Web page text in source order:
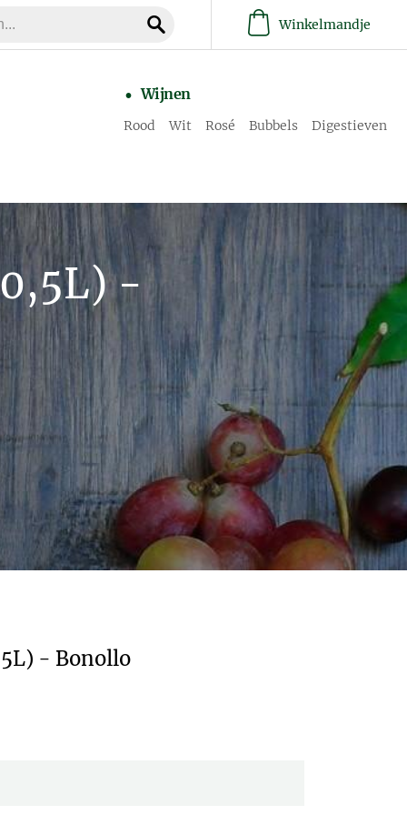
Winkelmandje
Wijnen
Rood Wit Rosé Bubbels Digestieven
-
- Bonollo